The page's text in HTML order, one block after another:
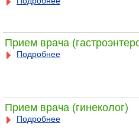
Прием врача
Подробнее
Прием врача (гинеколог)
Подробнее